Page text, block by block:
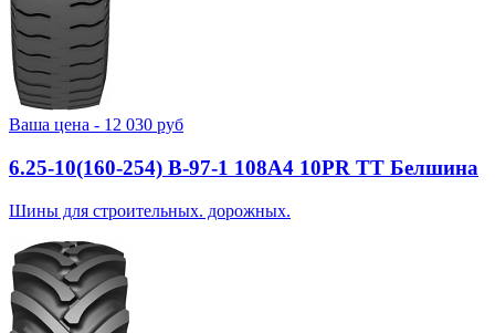
Ваша цена - 12 030 руб
6.25-10(160-254) В-97-1 108A4 10PR TT Белшина
Шины для строительных. дорожных.